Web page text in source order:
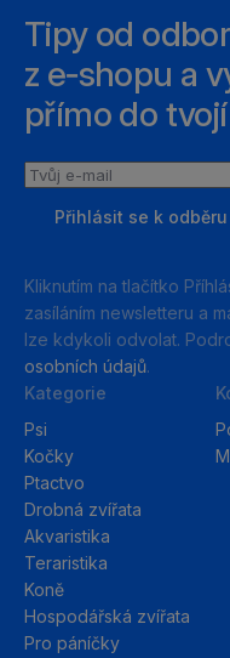
Tipy od
z e‑shopu a
přímo do
Tvůj
Přihlásit se k odběru
Kliknutím na tlačítko
zasíláním newsletteru a
lze kdykoli odvolat.
osobních údajů.
Kategorie
Psi
Kočky
Ptactvo
Drobná zvířata
Akvaristika
Teraristika
Koně
Hospodářská zvířata
Pro páníčky